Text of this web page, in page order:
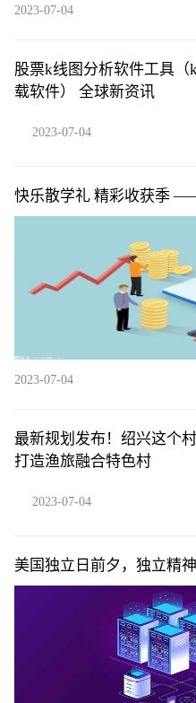
2023-07-04
股票k线图分析软件工具（
载软件） 全球新资讯
2023-07-04
快乐散学礼 精彩收获季
暑假安全教育|环球热闻
2023-07-04
最新规划发布！绍兴这个村
打造渔旅融合特色村
2023-07-04
美国独立日前夕，独立精
滥，人们光天化日之下照